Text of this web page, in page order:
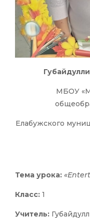
МБОУ
Елабужского
Тема урока:
Класс: 1
Учитель: